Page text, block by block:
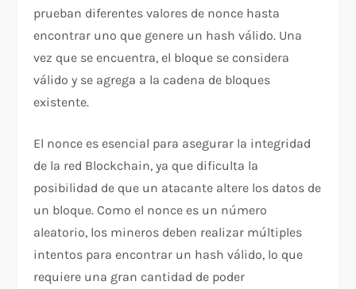
prueban diferentes valores de nonce hasta
encontrar uno que genere un hash válido. Una
vez que se encuentra, el bloque se considera
válido y se agrega a la cadena de bloques
existente.
El nonce es esencial para asegurar la integridad
de la red Blockchain, ya que dificulta la
posibilidad de que un atacante altere los datos de
un bloque. Como el nonce es un número
aleatorio, los mineros deben realizar múltiples
intentos para encontrar un hash válido, lo que
requiere una gran cantidad de poder